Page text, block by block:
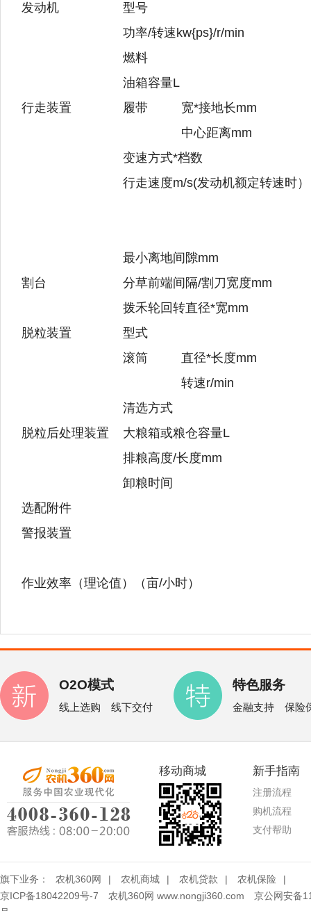
发动机
型号
功率/转速kw{ps}/r/min
燃料
油箱容量L
行走装置
履带
宽*接地长mm
中心距离mm
变速方式*档数
行走速度m/s(发动机额定转速时）
最小离地间隙mm
割台
分草前端间隔/割刀宽度mm
拨禾轮回转直径*宽mm
脱粒装置
型式
滚筒
直径*长度mm
转速r/min
清选方式
脱粒后处理装置
大粮箱或粮仓容量L
排粮高度/长度mm
卸粮时间
选配附件
警报装置
作业效率（理论值）（亩/小时）
O2O模式
线上选购 线下交付
特色服务
金融支持 保险
移动商城 新手指南
注册流程
购机流程
支付帮助
旗下业务： 农机360网 | 农机商城 | 农机贷款 | 农机保险
|
京ICP备18042209号-7 农机360网 www.nongji360.com 京公网安备